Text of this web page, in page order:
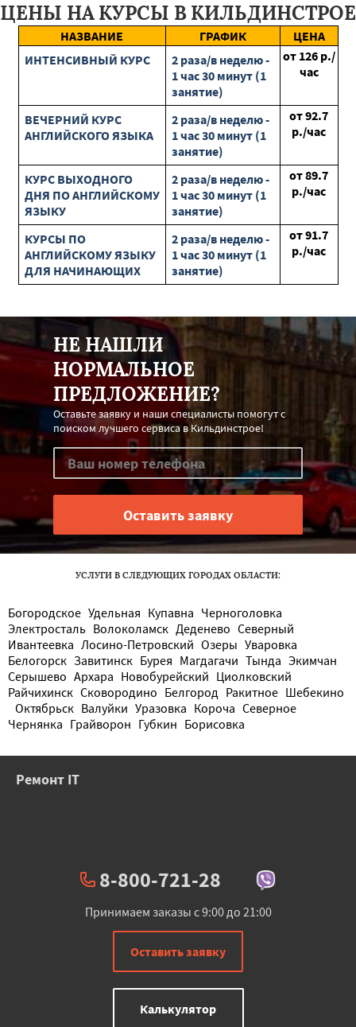
Воскресенск Наро-Фоминск Бурея Тында
Свободный Белогорск Благовещенск
Экимчан
Завитинск Серышево Архара Зея Циолковский
Сковородино Чернянка Вейделевка Волоконовка
Ракитное Грайворон
Октябрьск
ЦЕНЫ НА КУРСЫ В КИЛЬДИНСТРОЕ
НАЗВАНИЕ ГРАФИК
ЦЕНА
ИНТЕНСИВНЫЙ КУРС
2 раза/в неделю -
1 час 30 минут (1
занятие)
от 126 р./
час
ВЕЧЕРНИЙ КУРС
АНГЛИЙСКОГО ЯЗЫКА
2 раза/в неделю -
1 час 30 минут (1
занятие)
от92.7
р./час
КУРС ВЫХОДНОГО
ДНЯ ПО АНГЛИЙСКОМУ
ЯЗЫКУ
2 раза/в неделю -
1 час 30 минут (1
занятие)
от89.7
р./час
КУРСЫ ПО
АНГЛИЙСКОМУ ЯЗЫКУ
ДЛЯ НАЧИНАЮЩИХ
2 раза/в неделю -
1 час 30 минут (1
занятие)
от91.7
р./час
НЕ НАШЛИ
НОРМАЛЬНОЕ
ПРЕДЛОЖЕНИЕ?
Оставьте заявку и наши специалисты помогут с
поиском лучшего сервиса в Кильдинстрое!
УСЛУГИ В СЛЕДУЮЩИХ ГОРОДАХ ОБЛАСТИ:
Богородское Удельная Купавна Черноголовка
Электросталь Волоколамск Деденево Северный
Ивантеевка Лосино-Петровский Озеры Уваровка
Белогорск Завитинск Бурея Магдагачи Тында Экимчан
Серышево Архара Новобурейский Циолковский
Райчихинск Сковородино Белгород Ракитное Шебекино
Октябрьск Валуйки Уразовка Короча Северное
Чернянка Грайворон Губкин Борисовка
Ремонт IT
8-800-721-28
Принимаем заказы с 9:00 до 21:00
Оставить заявку
Калькулятор